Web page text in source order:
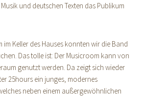
Musik und deutschen Texten das Publikum
im Keller des Hauses konnten wir die Band
Das tolle ist: Der Musicroom kann von
genutzt werden. Da zeigt sich wieder
25hours ein junges, modernes
neben einem außergewöhnlichen